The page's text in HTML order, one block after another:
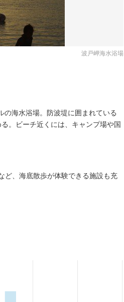
波戸岬海水浴場
海水浴場。防波堤に囲まれている
。ビーチ近くには、キャンプ場や国
ど、海底散歩が体験できる施設も充